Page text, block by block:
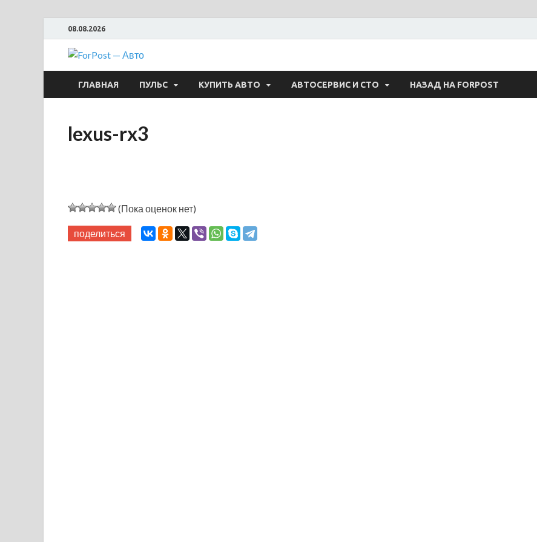
08.08.2026
ForPost — Авто
ГЛАВНАЯ ПУЛЬС КУПИТЬ АВТО АВТОСЕРВИС И СТО НАЗАД НА FORPOST
lexus-rx3
(Пока оценок нет)
поделиться